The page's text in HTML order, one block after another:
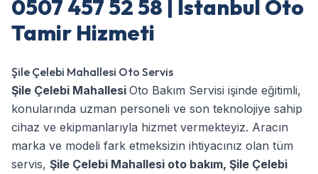
0507 457 52 58 | İstanbul Oto
Tamir Hizmeti
Şile Çelebi Mahallesi Oto Servis
Şile Çelebi Mahallesi Oto Bakım Servisi işinde eğitimli,
konularında uzman personeli ve son teknolojiye sahip
cihaz ve ekipmanlarıyla hizmet vermekteyiz. Aracın
marka ve modeli fark etmeksizin ihtiyacınız olan tüm
servis, Şile Çelebi Mahallesi oto bakım, Şile Çelebi